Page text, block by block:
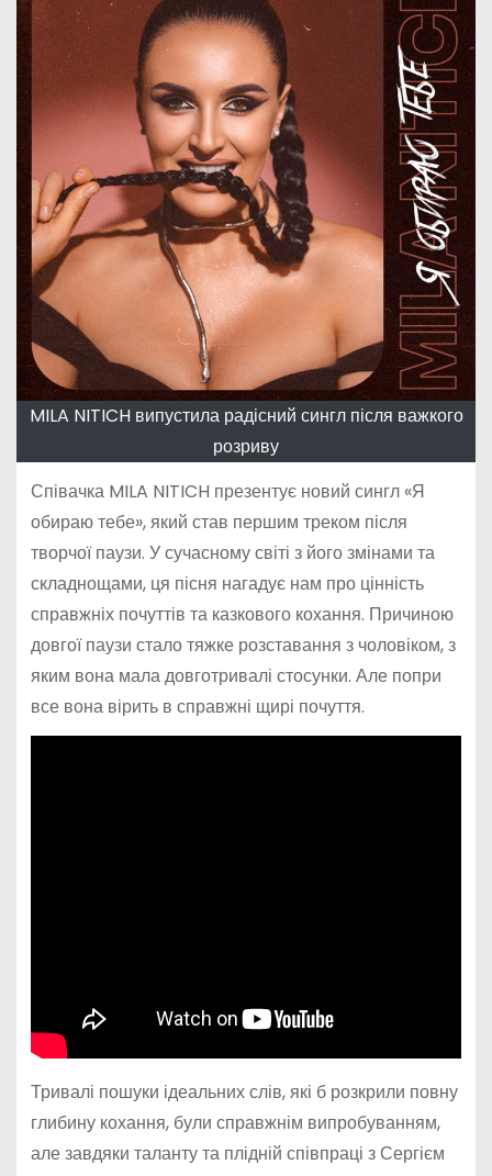
MILA NITICH випустила радісний сингл після важкого
розриву
Співачка MILA NITICH презентує новий сингл «Я
обираю тебе», який став першим треком після
творчої паузи. У сучасному світі з його змінами та
складнощами, ця пісня нагадує нам про цінність
справжніх почуттів та казкового кохання. Причиною
довгої паузи стало тяжке розставання з чоловіком, з
яким вона мала довготривалі стосунки. Але попри
все вона вірить в справжні щирі почуття.
Тривалі пошуки ідеальних слів, які б розкрили повну
глибину кохання, були справжнім випробуванням,
але завдяки таланту та плідній співпраці з Сергієм